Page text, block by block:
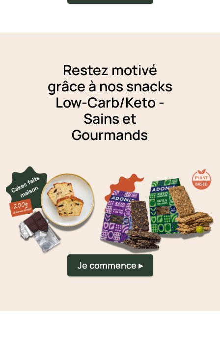
Restez motivé
grâce à nos snacks
Low-Carb/Keto -
Sains et
Gourmands
Je commence ▸